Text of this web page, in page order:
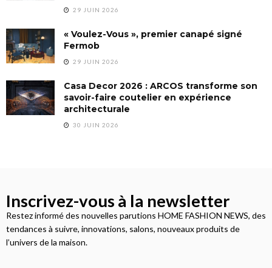
29 JUIN 2026
« Voulez-Vous », premier canapé signé
Fermob
29 JUIN 2026
Casa Decor 2026 : ARCOS transforme son
savoir-faire coutelier en expérience
architecturale
30 JUIN 2026
Inscrivez-vous à la newsletter
Restez informé des nouvelles parutions HOME FASHION NEWS, des
tendances à suivre, innovations, salons, nouveaux produits de
l’univers de la maison.